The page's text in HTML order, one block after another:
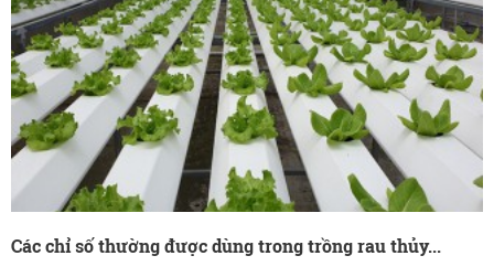
Các chỉ số thường được dùng trong trồng rau thủy...